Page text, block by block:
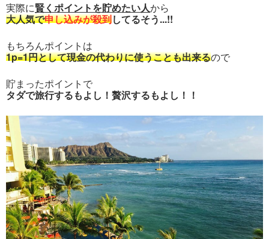
実際に賢くポイントを貯めたい人から
大人気で申し込みが殺到してるそう...!!
もちろんポイントは
1p=1円として現金の代わりに使うことも出来るので
貯まったポイントで
タダで旅行するもよし！贅沢するもよし！！